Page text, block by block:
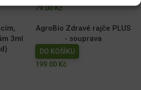
79.00Kč
3ml
AgroBio Zdravé rajče PLUS
- souprava
DO KOŠÍKU
199.00 Kč